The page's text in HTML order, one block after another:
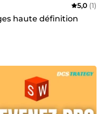
5,0 (1)
haute définition